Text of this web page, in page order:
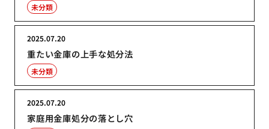
未分類
重たい金庫の上手な処分法
2025.07.20
未分類
家庭用金庫処分の落とし穴
2025.07.20